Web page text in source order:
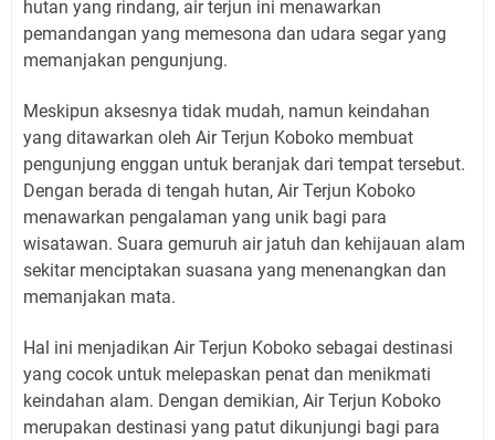
hutan yang rindang, air terjun ini menawarkan
pemandangan yang memesona dan udara segar yang
memanjakan pengunjung.
Meskipun aksesnya tidak mudah, namun keindahan
yang ditawarkan oleh Air Terjun Koboko membuat
pengunjung enggan untuk beranjak dari tempat tersebut.
Dengan berada di tengah hutan, Air Terjun Koboko
menawarkan pengalaman yang unik bagi para
wisatawan. Suara gemuruh air jatuh dan kehijauan alam
sekitar menciptakan suasana yang menenangkan dan
memanjakan mata.
Hal ini menjadikan Air Terjun Koboko sebagai destinasi
yang cocok untuk melepaskan penat dan menikmati
keindahan alam. Dengan demikian, Air Terjun Koboko
merupakan destinasi yang patut dikunjungi bagi para